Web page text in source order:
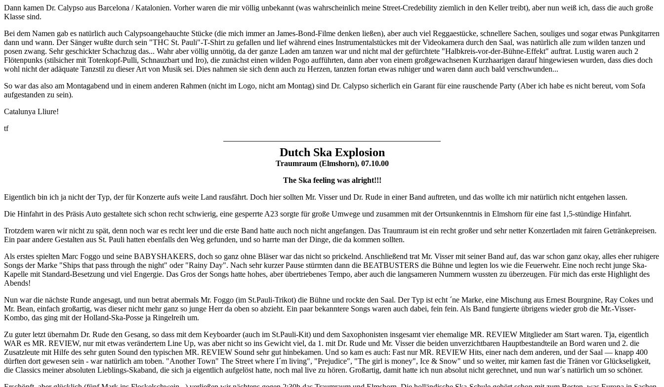
Dann kamen Dr. Calypso aus Barcelona / Katalonien. Vorher waren die mir völlig unbekannt (was wahrscheinlich meine Street-Credebility ziemlich in den Keller treibt), aber nun weiß ich, dass die auch große
Klasse sind.
Bei dem Namen gab es natürlich auch Calypsoangehauchte Stücke (die mich immer an James-Bond-Filme denken ließen), aber auch viel Reggaestücke, schnellere Sachen, souliges und sogar etwas Punkgitarren
dann und wann. Der Sänger wußte durch sein "THC St. Pauli"-T-Shirt zu gefallen und lief während eines Instrumentalstückes mit der Videokamera durch den Saal, was natürlich alle zum wilden tanzen und
posen zwang. Sehr geschickter Schachzug das... Wahr aber völlig unnötig, da der ganze Laden am tanzen war und nicht mal der gefürchtete "Halbkreis-vor-der-Bühne-Effekt" auftrat. Lustig waren auch 2
Flötenpunks (stilsicher mit Totenkopf-Pulli, Schnauzbart und Iro), die zunächst einen wilden Pogo aufführten, dann aber von einem großgewachsenen Kurzhaarigen darauf hingewiesen wurden, dass dies doch
wohl nicht der adäquate Tanzstil zu dieser Art von Musik sei. Dies nahmen sie sich denn auch zu Herzen, tanzten fortan etwas ruhiger und waren dann auch bald verschwunden...
So war das also am Montagabend und in einem anderen Rahmen (nicht im Logo, nicht am Montag) sind Dr. Calypso sicherlich ein Garant für eine rauschende Party (Aber ich habe es nicht bereut, vom Sofa
aufgestanden zu sein).
Catalunya Lliure!
tf
Dutch Ska Explosion
Traumraum (Elmshorn), 07.10.00
The Ska feeling was alright!!!
Eigentlich bin ich ja nicht der Typ, der für Konzerte aufs weite Land rausfährt. Doch hier sollten Mr. Visser und Dr. Rude in einer Band auftreten, und das wollte ich mir natürlich nicht entgehen lassen.
Die Hinfahrt in des Präsis Auto gestaltete sich schon recht schwierig, eine gesperrte A23 sorgte für große Umwege und zusammen mit der Ortsunkenntnis in Elmshorn für eine fast 1,5-stündige Hinfahrt.
Trotzdem waren wir nicht zu spät, denn noch war es recht leer und die erste Band hatte auch noch nicht angefangen. Das Traumraum ist ein recht großer und sehr netter Konzertladen mit fairen Getränkepreisen.
Ein paar andere Gestalten aus St. Pauli hatten ebenfalls den Weg gefunden, und so harrte man der Dinge, die da kommen sollten.
Als erstes spielten Marc Foggo und seine BABYSHAKERS, doch so ganz ohne Bläser war das nicht so prickelnd. Anschließend trat Mr. Visser mit seiner Band auf, das war schon ganz okay, alles eher ruhigere
Songs der Marke "Ships that pass through the night" oder "Rainy Day". Nach sehr kurzer Pause stürmten dann die BEATBUSTERS die Bühne und legten los wie die Feuerwehr. Eine noch recht junge Ska-
Kapelle mit Standard-Besetzung und viel Engergie. Das Gros der Songs hatte hohes, aber übertriebenes Tempo, aber auch die langsameren Nummern wussten zu überzeugen. Für mich das erste Highlight des
Abends!
Nun war die nächste Runde angesagt, und nun betrat abermals Mr. Foggo (im St.Pauli-Trikot) die Bühne und rockte den Saal. Der Typ ist echt ´ne Marke, eine Mischung aus Ernest Bourgnine, Ray Cokes und
Mr. Bean, einfach großartig, was dieser nicht mehr ganz so junge Herr da oben so abzieht. Ein paar bekanntere Songs waren auch dabei, fein fein. Als Band fungierte übrigens wieder grob die Mr.-Visser-
Kombo, das ging mit der Holland-Ska-Posse ja Ringelreih um.
Zu guter letzt übernahm Dr. Rude den Gesang, so dass mit dem Keyboarder (auch im St.Pauli-Kit) und dem Saxophonisten insgesamt vier ehemalige MR. REVIEW Mitglieder am Start waren. Tja, eigentlich
WAR es MR. REVIEW, nur mit etwas verändertem Line Up, was aber nicht so ins Gewicht viel, da 1. mit Dr. Rude und Mr. Visser die beiden unverzichtbaren Hauptbestandteile an Bord waren und 2. die
Zusatzleute mit Hilfe des sehr guten Sound den typischen MR. REVIEW Sound sehr gut hinbekamen. Und so kam es auch: Fast nur MR. REVIEW Hits, einer nach dem anderen, und der Saal — knapp 400
dürften dort gewesen sein - war natürlich am toben. "Another Town" The Street where I´m living", "Prejudice", "The girl is money", Ice & Snow" und so weiter, mir kamen fast die Tränen vor Glückseligkeit,
die Classics meiner absoluten Lieblings-Skaband, die sich ja eigentlich aufgelöst hatte, noch mal live zu hören. Großartig, damit hatte ich nun absolut nicht gerechnet, und nun war´s natürlich um so schöner.